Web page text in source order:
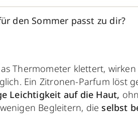
den Sommer passt zu dir?
Thermometer klettert,
Ein Zitronen-Parfum löst
Leichtigkeit auf die Haut,
Begleitern, die selbst